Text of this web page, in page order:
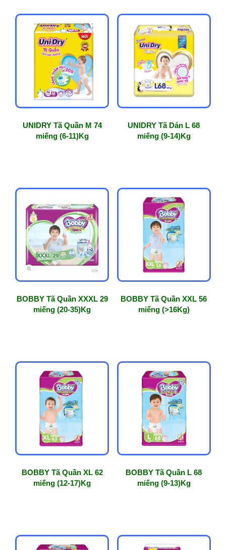
UNIDRY Tã Quần M 74
miếng (6-11)Kg
UNIDRY Tã Dán L 68
miếng (9-14)Kg
BOBBY Tã Quần XXXL 29
miếng (20-35)Kg
BOBBY Tã Quần XXL 56
miếng (>16Kg)
BOBBY Tã Quần XL 62
miếng (12-17)Kg
BOBBY Tã Quần L 68
miếng (9-13)Kg